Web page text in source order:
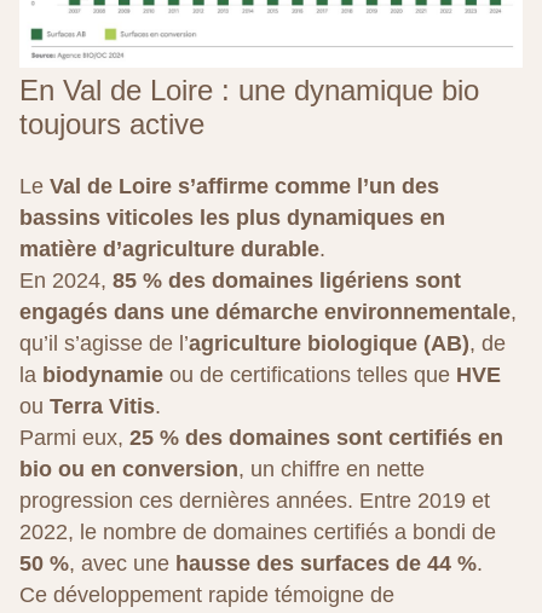
En Val de Loire : une dynamique bio
toujours active
Le Val de Loire s’affirme comme l’un des
bassins viticoles les plus dynamiques en
matière d’agriculture durable.
En 2024, 85 % des domaines ligériens sont
engagés dans une démarche environnementale,
qu’il s’agisse de l’agriculture biologique (AB), de
la biodynamie ou de certifications telles que HVE
ou Terra Vitis.
Parmi eux, 25 % des domaines sont certifiés en
bio ou en conversion, un chiffre en nette
progression ces dernières années. Entre 2019 et
2022, le nombre de domaines certifiés a bondi de
50 %, avec une hausse des surfaces de 44 %.
Ce développement rapide témoigne de